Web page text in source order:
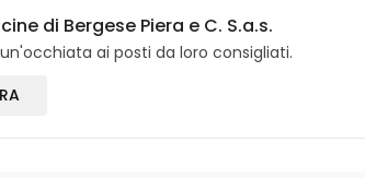
di Bergese Piera e C. S.a.s.
ai posti da loro consigliati.